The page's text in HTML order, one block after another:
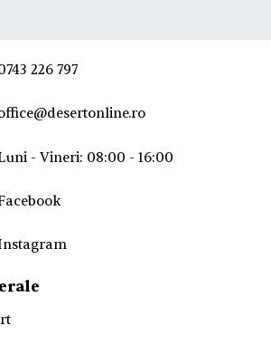
226 797
- Vineri: 08:00 - 16:00